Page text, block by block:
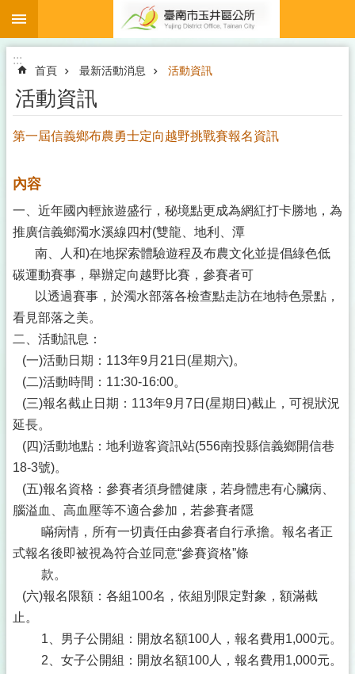
跳到主要內容區塊
:::
首頁 最新活動消息 活動資訊
活動資訊
第一屆信義鄉布農勇士定向越野挑戰賽報名資訊
內容
一、近年國內輕旅遊盛行，秘境點更成為網紅打卡勝地，為
推廣信義鄉濁水溪線四村(雙龍、地利、潭
南、人和)在地探索體驗遊程及布農文化並提倡綠色低
碳運動賽事，舉辦定向越野比賽，參賽者可
以透過賽事，於濁水部落各檢查點走訪在地特色景點，
看見部落之美。
二、活動訊息：
(一)活動日期：113年9月21日(星期六)。
(二)活動時間：11:30-16:00。
(三)報名截止日期：113年9月7日(星期日)截止，可視狀況
延長。
(四)活動地點：地利遊客資訊站(556南投縣信義鄉開信巷
18-3號)。
(五)報名資格：參賽者須身體健康，若身體患有心臟病、
腦溢血、高血壓等不適合參加，若參賽者隱
瞞病情，所有一切責任由參賽者自行承擔。報名者正
式報名後即被視為符合並同意“參賽資格”條
款。
(六)報名限額：各組100名，依組別限定對象，額滿截
止。
1、男子公開組：開放名額100人，報名費用1,000元。
2、女子公開組：開放名額100人，報名費用1,000元。